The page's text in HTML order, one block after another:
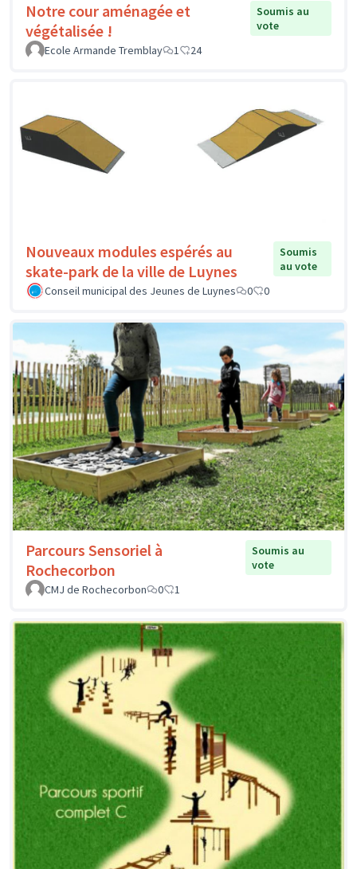
Notre cour aménagée et
végétalisée !
Soumis au
vote
Ecole Armande Tremblay
1 24
Nouveaux modules espérés au
skate-park de la ville de Luynes
Soumis
au vote
Conseil municipal des Jeunes de Luynes
0 0
Parcours Sensoriel à
Rochecorbon
Soumis au
vote
CMJ de Rochecorbon
0 1